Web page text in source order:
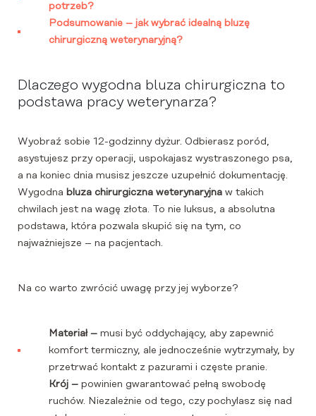
potrzeb?
Podsumowanie – jak wybrać idealną bluzę
chirurgiczną weterynaryjną?
Dlaczego wygodna bluza chirurgiczna to
podstawa pracy weterynarza?
Wyobraź sobie 12-godzinny dyżur. Odbierasz poród,
asystujesz przy operacji, uspokajasz wystraszonego psa,
a na koniec dnia musisz jeszcze uzupełnić dokumentację.
Wygodna bluza chirurgiczna weterynaryjna w takich
chwilach jest na wagę złota. To nie luksus, a absolutna
podstawa, która pozwala skupić się na tym, co
najważniejsze – na pacjentach.
Na co warto zwrócić uwagę przy jej wyborze?
Materiał – musi być oddychający, aby zapewnić
komfort termiczny, ale jednocześnie wytrzymały, by
przetrwać kontakt z pazurami i częste pranie.
Krój – powinien gwarantować pełną swobodę
ruchów. Niezależnie od tego, czy pochylasz się nad